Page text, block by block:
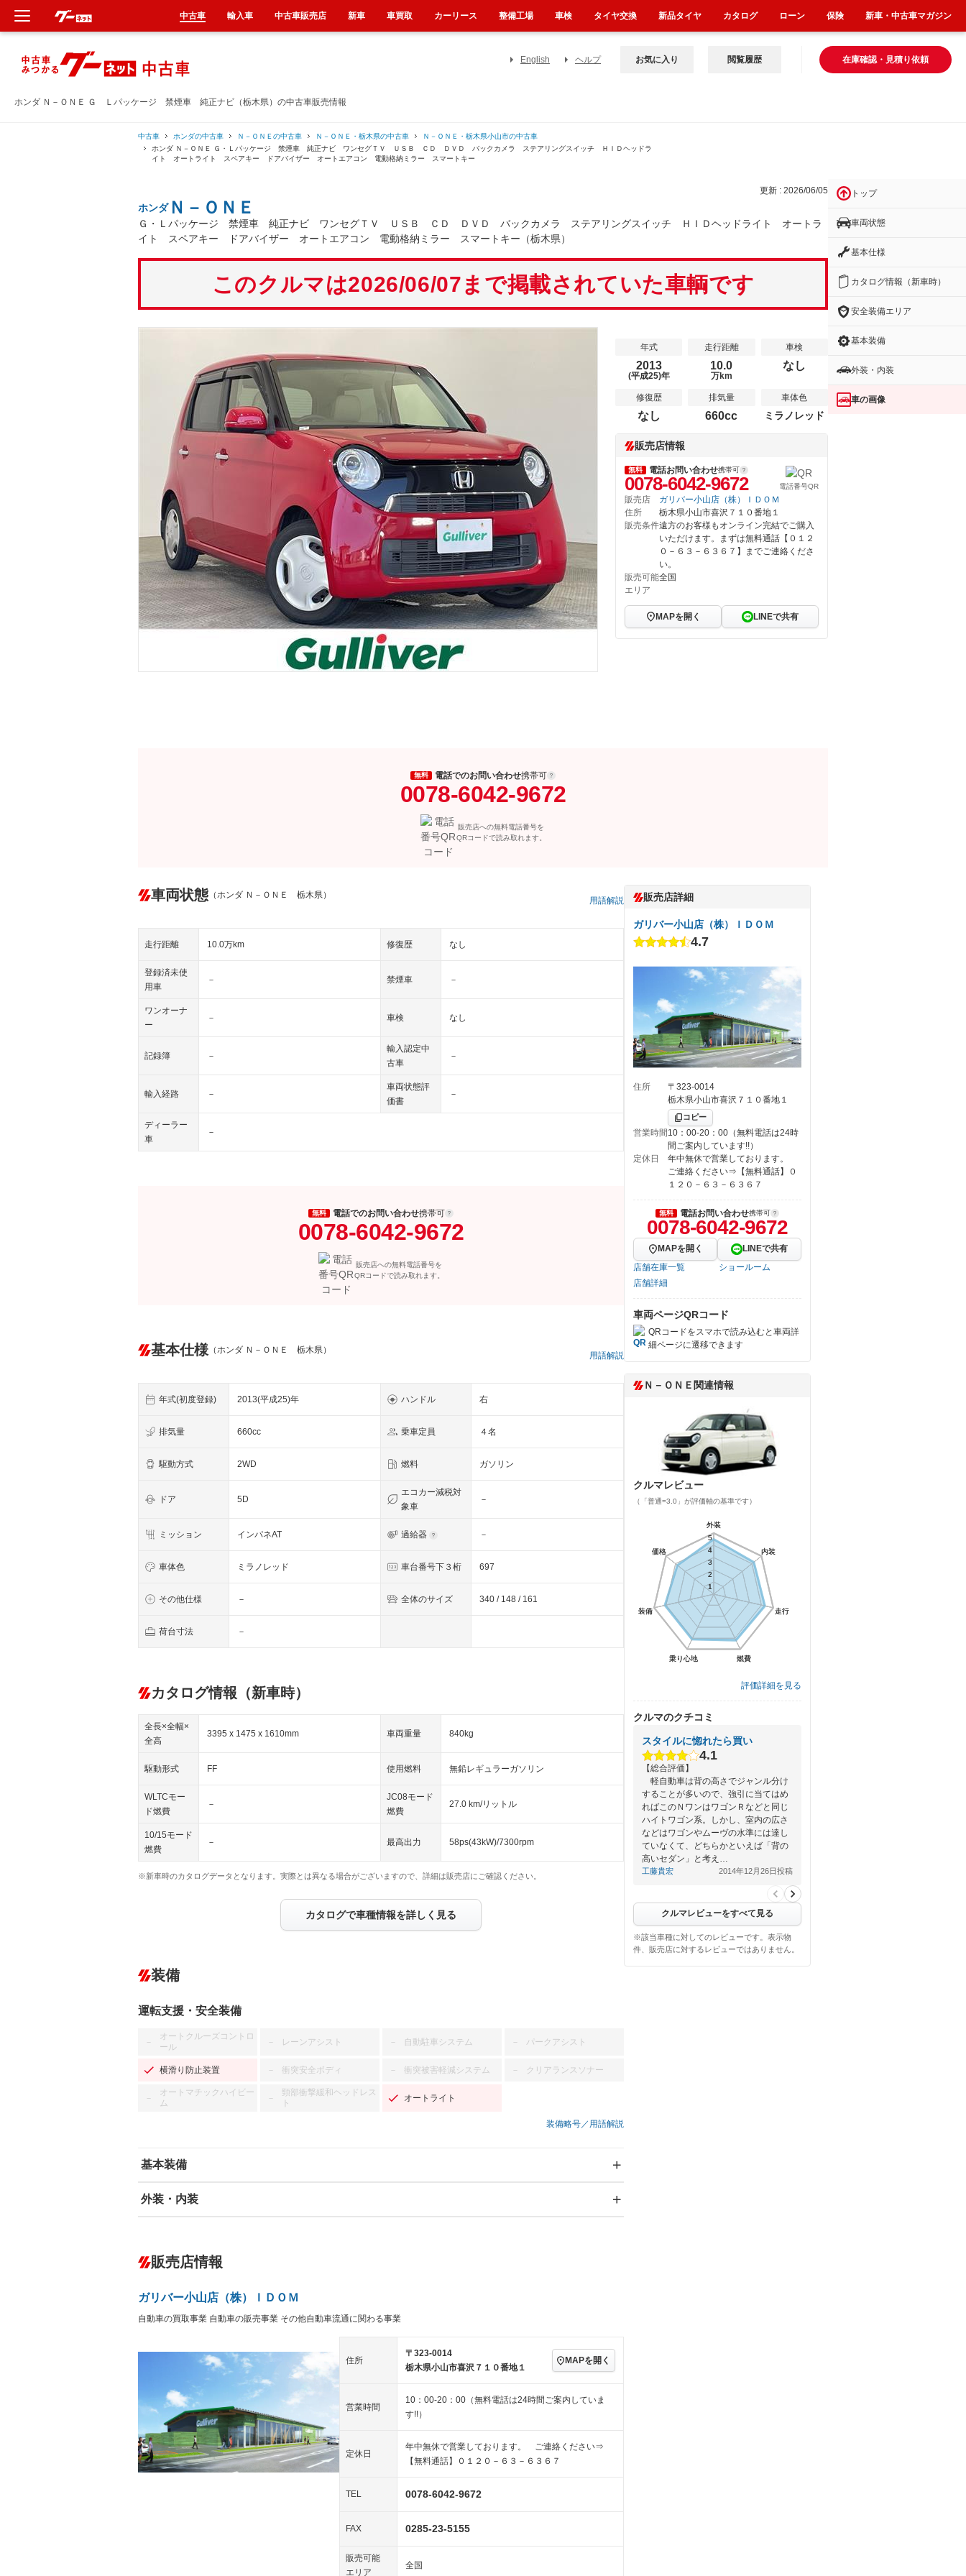
ホンダ Ｎ－ＯＮＥ Ｇ Ｌパッケージ 禁煙車 純正ナビ（栃木県）の中古車販売情報
English ヘルプ 在庫確認・見積り依頼
お気に入り 閲覧履歴
中古車 ホンダの中古車 Ｎ－ＯＮＥの中古車 Ｎ－ＯＮＥ・栃木県の中古車
Ｎ－ＯＮＥ・栃木県小山市の中古車
ホンダ Ｎ－ＯＮＥ Ｇ・Ｌパッケージ 禁煙車 純正ナビ ワンセグＴＶ ＵＳＢ ＣＤ ＤＶＤ バックカメラ ステアリングスイッチ ＨＩＤヘッドラ
イト オートライト スペアキー ドアバイザー オートエアコン 電動格納ミラー スマートキー
更新 : 2026/06/05
ホンダＮ－ＯＮＥ
Ｇ・Ｌパッケージ 禁煙車 純正ナビ ワンセグＴＶ ＵＳＢ ＣＤ ＤＶＤ バックカメラ ステアリングスイッチ ＨＩＤヘッドライト オートラ
イト スペアキー ドアバイザー オートエアコン 電動格納ミラー スマートキー（栃木県）
このクルマは2026/06/07まで掲載されていた車輌です
年式
2013
(平成25)年
走行距離
10.0
万km
車検
なし
修復歴
なし
排気量
660cc
車体色
ミラノレッド
販売店情報
無料 電話お問い合わせ携帯可
0078-6042-9672 電話番号QR
販売店
ガリバー小山店（株）ＩＤＯＭ
住所
栃木県小山市喜沢７１０番地１
販売条件遠方のお客様もオンライン完結でご購入
いただけます。まずは無料通話【０１２
０－６３－６３６７】までご連絡くださ
い。
販売可能
エリア
全国
MAPを開く LINEで共有
無料 電話でのお問い合わせ携帯可
0078-6042-9672
販売店への無料電話番号を
QRコードで読み取れます。
車両状態 （ホンダ Ｎ－ＯＮＥ 栃木県）
用語解説
走行距離 10.0万km 修復歴 なし
登録済未使
用車
－ 禁煙車 －
ワンオーナ
ー
－ 車検 なし
記録簿 －
輸入認定中
古車
－
輸入経路 －
車両状態評
価書
－
ディーラー
車
－
無料 電話でのお問い合わせ携帯可
0078-6042-9672
販売店への無料電話番号を
QRコードで読み取れます。
基本仕様 （ホンダ Ｎ－ＯＮＥ 栃木県）
用語解説
年式(初度登録) 2013(平成25)年 ハンドル 右
排気量 660cc 乗車定員 ４名
駆動方式 2WD 燃料 ガソリン
ドア 5D
エコカー減税対
象車
－
ミッション インパネAT 過給器 －
車体色 ミラノレッド 車台番号下３桁 697
その他仕様 － 全体のサイズ 340 / 148 / 161
荷台寸法 －
カタログ情報（新車時）
全長×全幅×
全高
3395 x 1475 x 1610mm 車両重量 840kg
駆動形式 FF 使用燃料 無鉛レギュラーガソリン
WLTCモー
ド燃費
－
JC08モード
燃費
27.0 km/リットル
10/15モード
燃費
－ 最高出力 58ps(43kW)/7300rpm
※新車時のカタログデータとなります。実際とは異なる場合がございますので、詳細は販売店にご確認ください。
カタログで車種情報を詳しく見る
装備
運転支援・安全装備
－
オートクルーズコントロ
ール
－ レーンアシスト － 自動駐車システム － パークアシスト
横滑り防止装置 － 衝突安全ボディ － 衝突被害軽減システム － クリアランスソナー
－
オートマチックハイビー
ム
－
頸部衝撃緩和ヘッドレス
ト
オートライト
装備略号／用語解説
基本装備
エアバッグ：運転席/助手席/サイド
－ ダウンヒルアシストコントロール
－ Bluetooth接続 100V電源
装備略号／用語解説
外装・内装
オーディオ：CDまたはCDチェンジャー
－
ヘッドライトウォッシャ
ー
－ 革シート
－ LEDヘッドランプ HID(キセノンライト) －
スマートキー ローダウン
ランフラットタイヤ パワーシート 3列シート ベンチシート
フルフラットシート チップアップシート オットマン － 電動格納サードシート
－ シートヒーター － ウォークスルー
－ フロントカメラ － シートエアコン 全周囲カメラ － サイドカメラ
販売店情報
ガリバー小山店（株）ＩＤＯＭ
自動車の買取事業 自動車の販売事業 その他自動車流通に関わる事業
住所
〒323-0014
栃木県小山市喜沢７１０番地１
MAPを開く
営業時間
10：00-20：00（無料電話は24時間ご案内していま
す!!）
定休日
年中無休で営業しております。 ご連絡ください⇒
【無料通話】０１２０－６３－６３６７
TEL 0078-6042-9672
FAX 0285-23-5155
販売可能
エリア
全国
販売店詳細
ガリバー小山店（株）ＩＤＯＭ
4.7
住所
〒323-0014
栃木県小山市喜沢７１０番地１
コピー
営業時間10：00-20：00（無料電話は24時
間ご案内しています!!）
定休日
年中無休で営業しております。
ご連絡ください⇒【無料通話】０
１２０－６３－６３６７
無料 電話お問い合わせ携帯可
0078-6042-9672
MAPを開く
LINEで共有
店舗在庫一覧
ショールーム
店舗詳細
車両ページQRコード
QRコードをスマホで読み込むと車両詳
細ページに遷移できます
Ｎ－ＯＮＥ関連情報
クルマレビュー
（「普通=3.0」が評価軸の基準です）
外装
内装
走行
燃費
乗り心地
装備
価格
1
2
3
4
5
外装
内装
走行
燃費
乗り心地
装備
価格
1
2
3
4
5
評価詳細を見る
クルマのクチコミ
スタイルに惚れたら買い
4.1
【総合評価】
軽自動車は背の高さでジャンル分け
することが多いので、強引に当てはめ
ればこのＮワンはワゴンＲなどと同じ
ハイトワゴン系。しかし、室内の広さ
などはワゴンやムーヴの水準には達し
ていなくて、どちらかといえば「背の
高いセダン」と考え…
工藤貴宏 2014年12月26日投稿
クルマレビューをすべて見る
※該当車種に対してのレビューです。表示物
件、販売店に対するレビューではありません。
トップ
車両状態
基本仕様
カタログ情報（新車時）
安全装備エリア
基本装備
外装・内装
車の画像
中古車 輸入車 中古車販売店 新車 車買取 カーリース 整備工場 車検 タイヤ交換 新品タイヤ カタログ ローン 保険 新車・中古車マガジン
新車
中古車